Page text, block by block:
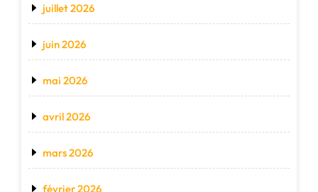
juillet 2026
juin 2026
mai 2026
avril 2026
mars 2026
février 2026